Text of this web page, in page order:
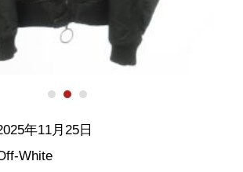
年11月25日
White